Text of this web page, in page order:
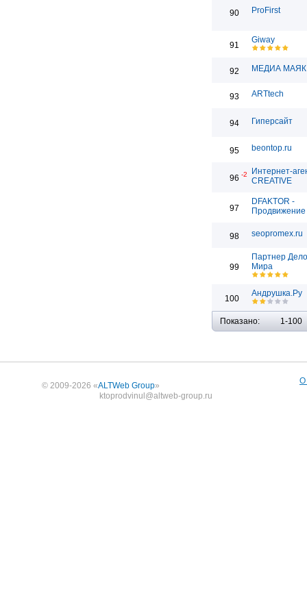
90 ProFirst
91
Giway
92 МЕДИА МАЯК
93 ARTtech
94 Гиперсайт
95 beontop.ru
96 -2
Интернет-
CREATIVE
97
DFAKTOR -
Продвижение
98 seopromex.ru
99
Партнер
Мира
100
Андрушка.Ру
Показано: 1-100
© 2009-2026 «ALTWeb Group»
ktoprodvinul@altweb-group.ru
О